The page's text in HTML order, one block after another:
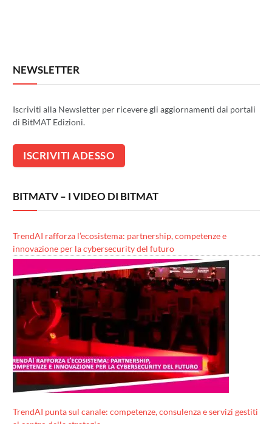
NEWSLETTER
Iscriviti alla Newsletter per ricevere gli aggiornamenti dai portali
di BitMAT Edizioni.
BITMATV – I VIDEO DI BITMAT
TrendAI rafforza l’ecosistema: partnership, competenze e
innovazione per la cybersecurity del futuro
TrendAI punta sul canale: competenze, consulenza e servizi gestiti